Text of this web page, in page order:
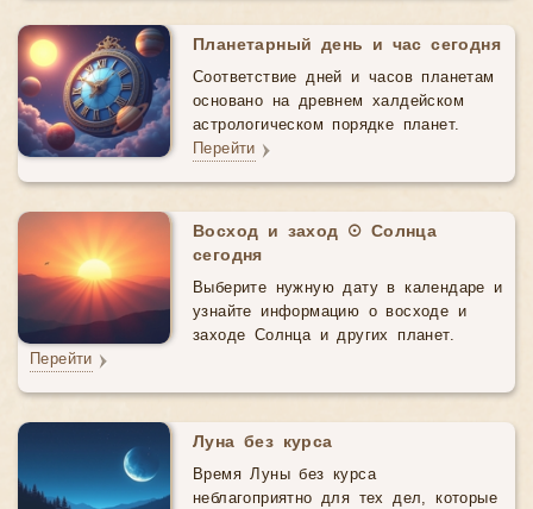
Планетарный день и час сегодня
Соответствие дней и часов планетам
основано на древнем халдейском
астрологическом порядке планет.
Перейти
Восход и заход ☉ Солнца
сегодня
Выберите нужную дату в календаре и
узнайте информацию о восходе и
заходе Солнца и других планет.
Перейти
Луна без курса
Время Луны без курса
неблагоприятно для тех дел, которые